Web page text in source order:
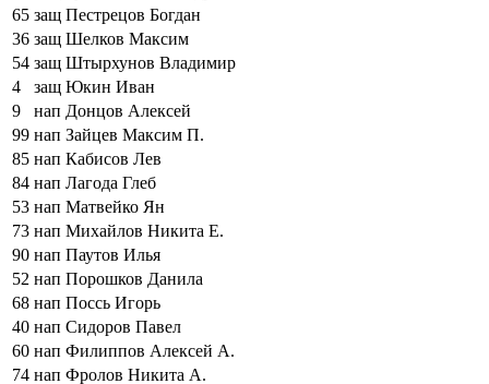
65 защ Пестрецов Богдан
36 защ Шелков Максим
54 защ Штырхунов Владимир
4
защ Юкин Иван
9
нап Донцов Алексей
99 нап Зайцев Максим П.
85 нап Кабисов Лев
84 нап Лагода Глеб
53 нап Матвейко Ян
73 нап Михайлов Никита Е.
90 нап Паутов Илья
52 нап Порошков Данила
68 нап Поссь Игорь
40 нап Сидоров Павел
60 нап Филиппов Алексей А.
74 нап Фролов Никита А.